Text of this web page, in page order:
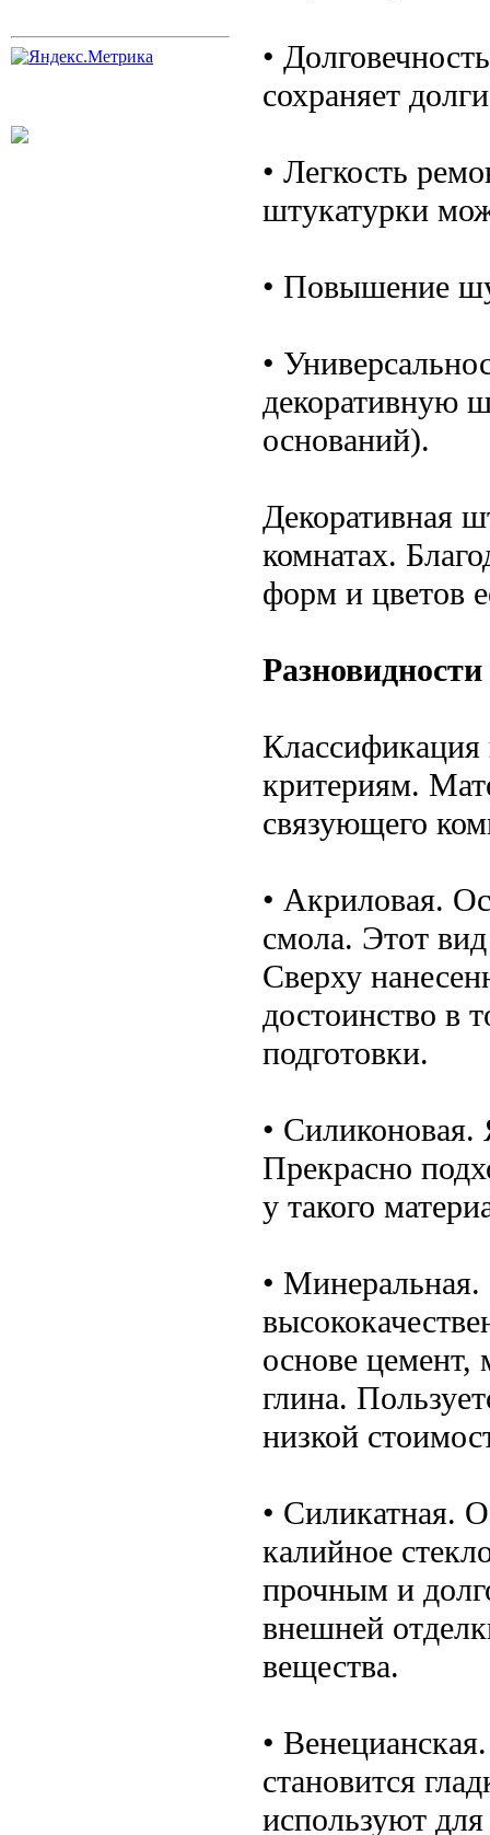
•
сохраняет
• Легкость
штукатурки
• Повышение
•
декоративную
оснований).
Декоративная
комнатах.
форм и цветов
критериям.
связующего
• Акриловая.
смола. Этот
Сверху
достоинство в
подготовки.
• Силиконовая.
Прекрасно
у такого
• Минеральная.
основе цемент,
глина.
низкой
• Силикатная.
калийное
прочным и
внешней
вещества.
•
становится
используют